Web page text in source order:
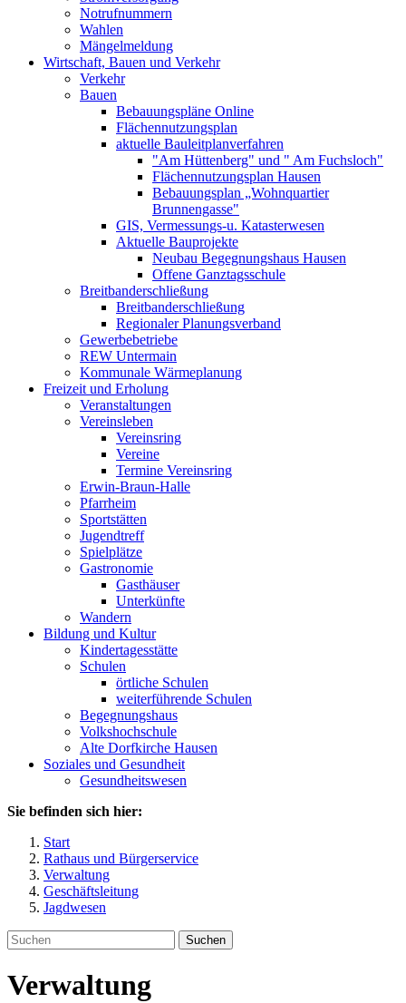
Notrufnummern
Wahlen
Mängelmeldung
Wirtschaft, Bauen und Verkehr
Verkehr
Bauen
Bebauungspläne Online
Flächennutzungsplan
aktuelle Bauleitplanverfahren
"Am Hüttenberg" und " Am Fuchsloch"
Flächennutzungsplan Hausen
Bebauungsplan „Wohnquartier
Brunnengasse"
GIS, Vermessungs-u. Katasterwesen
Aktuelle Bauprojekte
Neubau Begegnungshaus Hausen
Offene Ganztagsschule
Breitbanderschließung
Breitbanderschließung
Regionaler Planungsverband
Gewerbebetriebe
REW Untermain
Kommunale Wärmeplanung
Freizeit und Erholung
Veranstaltungen
Vereinsleben
Vereinsring
Vereine
Termine Vereinsring
Erwin-Braun-Halle
Pfarrheim
Sportstätten
Jugendtreff
Spielplätze
Gastronomie
Gasthäuser
Unterkünfte
Wandern
Bildung und Kultur
Kindertagesstätte
Schulen
örtliche Schulen
weiterführende Schulen
Begegnungshaus
Volkshochschule
Alte Dorfkirche Hausen
Soziales und Gesundheit
Gesundheitswesen
Sie befinden sich hier:
Start
Rathaus und Bürgerservice
Verwaltung
Geschäftsleitung
Jagdwesen
Suchen
Verwaltung